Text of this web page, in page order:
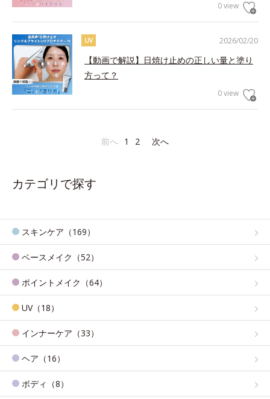
0 view
2026/02/20
UV
【動画で解説】日焼け止めの正しい量と塗り
方って？
0 view
前へ 1 2 次へ
カテゴリで探す
スキンケア（169）
ベースメイク（52）
ポイントメイク（64）
UV（18）
インナーケア（33）
ヘア（16）
ボディ（8）